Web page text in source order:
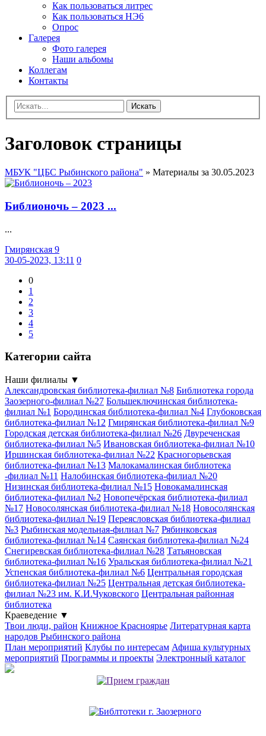
Как пользоваться литрес
Как пользоваться НЭ6
Опрос
Галерея
Фото галерея
Наши альбомы
Коллегам
Контакты
Искать
Заголовок страницы
МБУК "ЦБС Рыбинского района" » Материалы за 30.05.2023
Библионочь – 2023 ...
...
Гмирянская 9
30-05-2023, 13:11 0
0
1
2
3
4
5
Категории сайта
Наши филиалы ▼
Александровская библиотека-филиал №8 Библиотека города
Заозерного-филиал №27 Большеключинская библиотека-
филиал №1 Бородинская библиотека-филиал №4 Глубоковская
библиотека-филиал №12 Гмирянская библиотека-филиал №9
Городская детская библиотека-филиал №26 Двуреченская
библиотека-филиал №5 Ивановская библиотека-филиал №10
Иршинская библиотека-филиал №22 Красногорьевская
библиотека-филиал №13 Малокамалинская библиотека
-филиал №11 Налобинская библиотека-филиал №20
Низинская библиотека-филиал №15 Новокамалинская
библиотека-филиал №2 Новопечёрская библиотека-филиал
№17 Новосолянская библиотека-филиал №18 Новосолянская
библиотека-филиал №19 Переясловская библиотека-филиал
№3 Рыбинская модельная-филиал №7 Рябинковская
библиотека-филиал №14 Саянская библиотека-филиал №24
Снегиревская библиотека-филиал №28 Татьяновская
библиотека-филиал №16 Уральская библиотека-филиал №21
Успенская библиотека-филиал №6 Центральная городская
библиотека-филиал №25 Центральная детская библиотека-
филиал №23 им. К.И.Чуковского Центральная районная
библиотека
Краеведение ▼
Твои люди, район Книжное Красноярье Литературная карта
народов Рыбинского района
План мероприятий Клубы по интересам Афиша культурных
мероприятий Программы и проекты Электронный каталог